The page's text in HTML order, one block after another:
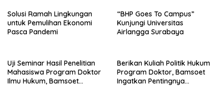
Solusi Ramah Lingkungan
untuk Pemulihan Ekonomi
Pasca Pandemi
“BHP Goes To Campus”
Kunjungi Universitas
Airlangga Surabaya
Uji Seminar Hasil Penelitian
Mahasiswa Program Doktor
Ilmu Hukum, Bamsoet
Berikan Kuliah Politik Hukum
Program Doktor, Bamsoet
Ingatkan Pentingnya